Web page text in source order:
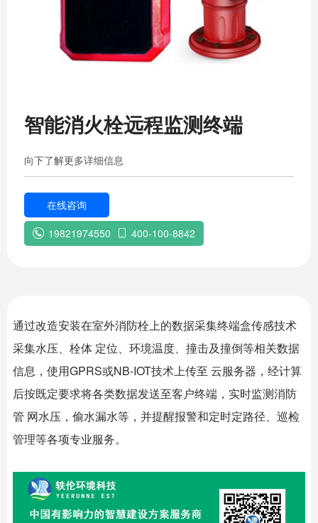
智能消火栓远程监测终端
向下了解更多详细信息
在线咨询
 19821974550  400-100-8842
通过改造安装在室外消防栓上的数据采集终端盒传感技术
采集水压、栓体 定位、环境温度、撞击及撞倒等相关数据
信息，使用GPRS或NB-IOT技术上传至 云服务器，经计算
后按既定要求将各类数据发送至客户终端，实时监测消防
管 网水压，偷水漏水等，并提醒报警和定时定路径、巡检
管理等各项专业服务。